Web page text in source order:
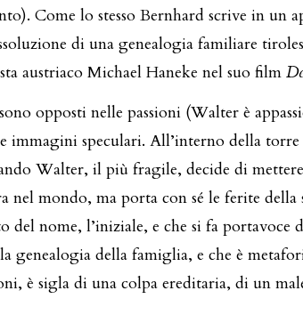
Come lo stesso Bernhard scrive in un
di una genealogia familiare
austriaco Michael Haneke nel suo film
opposti nelle passioni (Walter è
immagini speculari. All’interno della
Walter, il più fragile, decide di
mondo, ma porta con sé le ferite della
del nome, l’iniziale, e che si fa portavoce
genealogia della famiglia, e che è
è sigla di una colpa ereditaria, di un